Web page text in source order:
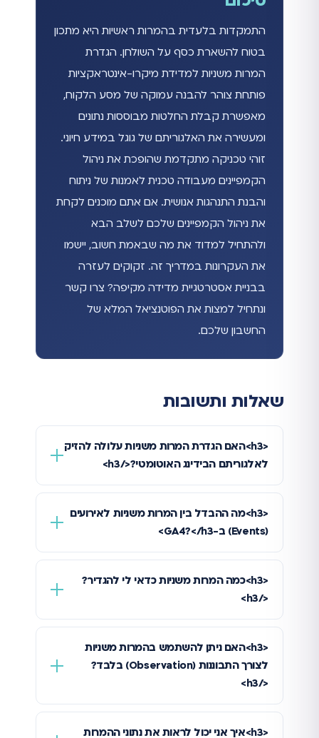
התמקדות בלעדית בהמרות ראשיות היא מתכון
בטוח להשארת כסף על השולחן. הגדרת
המרות משניות למדידת מיקרו-אינטראקציות
פותחת צוהר להבנה עמוקה של מסע הלקוח,
מאפשרת קבלת החלטות מבוססות נתונים
ומעשירה את האלגוריתם של גוגל במידע חיוני.
זוהי טכניקה מתקדמת שהופכת את ניהול
הקמפיינים מעבודה טכנית לאמנות של ניתוח
והבנת התנהגות אנושית. אם אתם מוכנים לקחת
את ניהול הקמפיינים שלכם לשלב הבא
ולהתחיל למדוד את מה שבאמת חשוב, יישמו
את העקרונות במדריך זה. זקוקים לעזרה
בבניית אסטרטגיית מדידה מקיפה? צרו קשר
ונתחיל למצות את הפוטנציאל המלא של
החשבון שלכם.
שאלות ותשובות
<h3>האם הגדרת המרות משניות עלולה להזיק
לאלגוריתם הבידינג האוטומטי?</h3>
<h3>מה ההבדל בין המרות משניות לאירועים
(Events) ב-GA4?</h3>
<h3>כמה המרות משניות כדאי לי להגדיר?
</h3>
<h3>האם ניתן להשתמש בהמרות משניות
לצורך התבוננות (Observation) בלבד?
</h3>
<h3>איך אני יכול לראות את נתוני ההמרות